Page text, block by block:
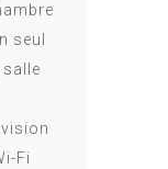
seul
salle
Fi